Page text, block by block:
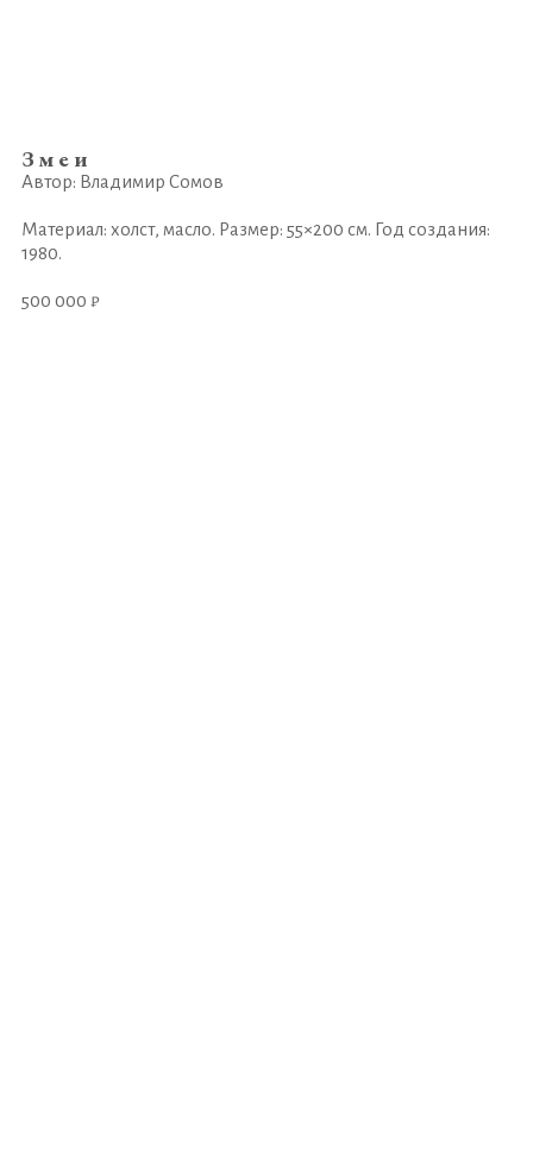
Змеи
Автор: Владимир Сомов
Материал: холст, масло. Размер: 55×200 см. Год создания:
1980.
500 000 ₽